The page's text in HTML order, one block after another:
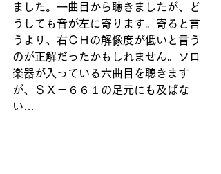
ました。一曲目から聴きましたが、ど
うしても音が左に寄ります。寄ると言
うより、右ＣＨの解像度が低いと言う
のが正解だったかもしれません。ソロ
楽器が入っている六曲目を聴きます
が、ＳＸ－６６１の足元にも及ばな
い…